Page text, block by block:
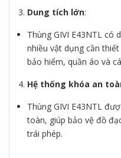
Dung tích lớn:
Thùng GIVI E43NTL có
nhiều vật dụng cần
bảo hiểm, quần áo và
Hệ thống khóa an
Thùng GIVI E43NTL
toàn, giúp bảo vệ đồ
trái phép.